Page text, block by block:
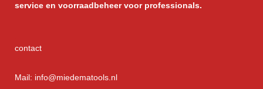
service en voorraadbeheer voor professionals.
contact
Mail: info@miedematools.nl